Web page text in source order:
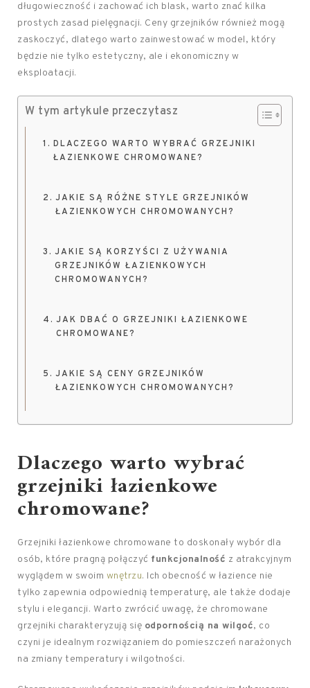
długowieczność i zachować ich blask, warto znać kilka
prostych zasad pielęgnacji. Ceny grzejników również mogą
zaskoczyć, dlatego warto zainwestować w model, który
będzie nie tylko estetyczny, ale i ekonomiczny w
eksploatacji.
W tym artykule przeczytasz
DLACZEGO WARTO WYBRAĆ GRZEJNIKI
ŁAZIENKOWE CHROMOWANE?
JAKIE SĄ RÓŻNE STYLE GRZEJNIKÓW
ŁAZIENKOWYCH CHROMOWANYCH?
JAKIE SĄ KORZYŚCI Z UŻYWANIA
GRZEJNIKÓW ŁAZIENKOWYCH
CHROMOWANYCH?
JAK DBAĆ O GRZEJNIKI ŁAZIENKOWE
CHROMOWANE?
JAKIE SĄ CENY GRZEJNIKÓW
ŁAZIENKOWYCH CHROMOWANYCH?
Dlaczego warto wybrać
grzejniki łazienkowe
chromowane?
Grzejniki łazienkowe chromowane to doskonały wybór dla
osób, które pragną połączyć funkcjonalność z atrakcyjnym
wyglądem w swoim wnętrzu. Ich obecność w łazience nie
tylko zapewnia odpowiednią temperaturę, ale także dodaje
stylu i elegancji. Warto zwrócić uwagę, że chromowane
grzejniki charakteryzują się odpornością na wilgoć, co
czyni je idealnym rozwiązaniem do pomieszczeń narażonych
na zmiany temperatury i wilgotności.